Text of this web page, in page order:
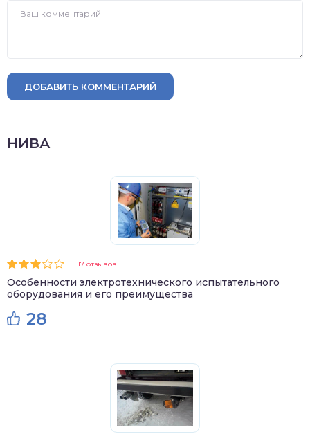
ДОБАВИТЬ КОММЕНТАРИЙ
НИВА
17 отзывов
Особенности электротехнического испытательного
оборудования и его преимущества
28